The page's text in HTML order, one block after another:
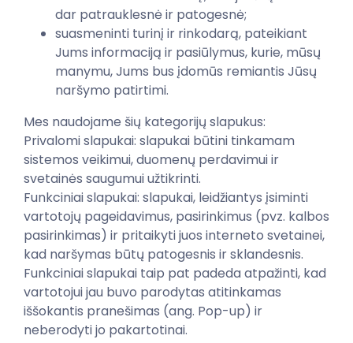
dar patrauklesnė ir patogesnė;
suasmeninti turinį ir rinkodarą, pateikiant
Jums informaciją ir pasiūlymus, kurie, mūsų
manymu, Jums bus įdomūs remiantis Jūsų
naršymo patirtimi.
Mes naudojame šių kategorijų slapukus:
Privalomi slapukai: slapukai būtini tinkamam
sistemos veikimui, duomenų perdavimui ir
svetainės saugumui užtikrinti.
Funkciniai slapukai: slapukai, leidžiantys įsiminti
vartotojų pageidavimus, pasirinkimus (pvz. kalbos
pasirinkimas) ir pritaikyti juos interneto svetainei,
kad naršymas būtų patogesnis ir sklandesnis.
Funkciniai slapukai taip pat padeda atpažinti, kad
vartotojui jau buvo parodytas atitinkamas
iššokantis pranešimas (ang. Pop-up) ir
neberodyti jo pakartotinai.